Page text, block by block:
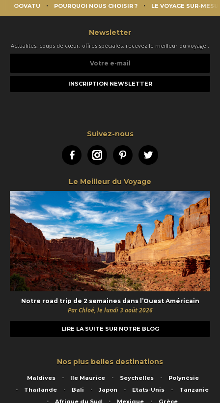
OOVATU POURQUOI NOUS CHOISIR ? LE VOYAGE SUR-
Newsletter
Actualités, coups de cœur, offres spéciales, recevez le meilleur du voyage :
e-
Suivez-nous
FacebookInstagramPinterestTwitter
Le Meilleur du Voyage
Notre road trip de 2 semaines dans l’Ouest Américain
Par Chloé, le lundi 3 août 2026
LIRE LA SUITE SUR NOTRE BLOG
Nos plus belles destinations
Maldives Ile Maurice Seychelles
Polynésie
Thaïlande
Bali Japon Etats-Unis
Tanzanie
Afrique du Sud
Mexique Grèce